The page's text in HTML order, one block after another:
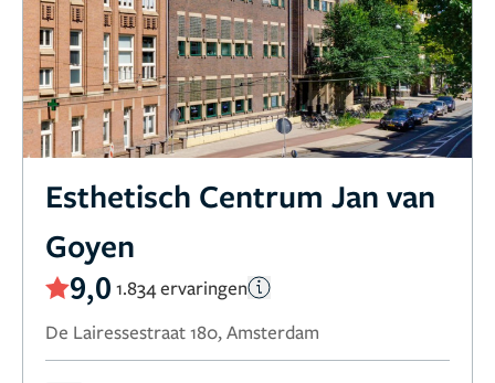
Esthetisch Centrum Jan van
Goyen
9,0 1.834 ervaringen
De Lairessestraat 180, Amsterdam